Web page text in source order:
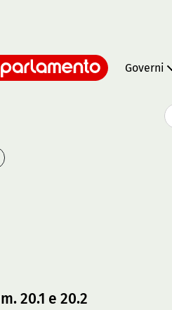
Governi
20.1 e 20.2